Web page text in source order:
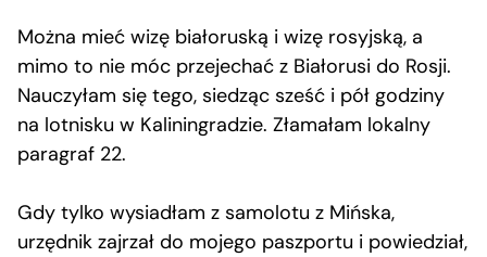
Można mieć wizę białoruską i wizę rosyjską, a
mimo to nie móc przejechać z Białorusi do Rosji.
Nauczyłam się tego, siedząc sześć i pół godziny
na lotnisku w Kaliningradzie. Złamałam lokalny
paragraf 22.
Gdy tylko wysiadłam z samolotu z Mińska,
urzędnik zajrzał do mojego paszportu i powiedział,